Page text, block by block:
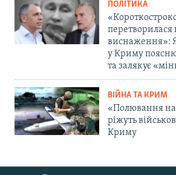
ПОЛІТИКА
перетворилася
виснаження»:
у Криму
та залякує
ВІЙНА ТА КРИМ
«Полювання
ріжуть
Криму